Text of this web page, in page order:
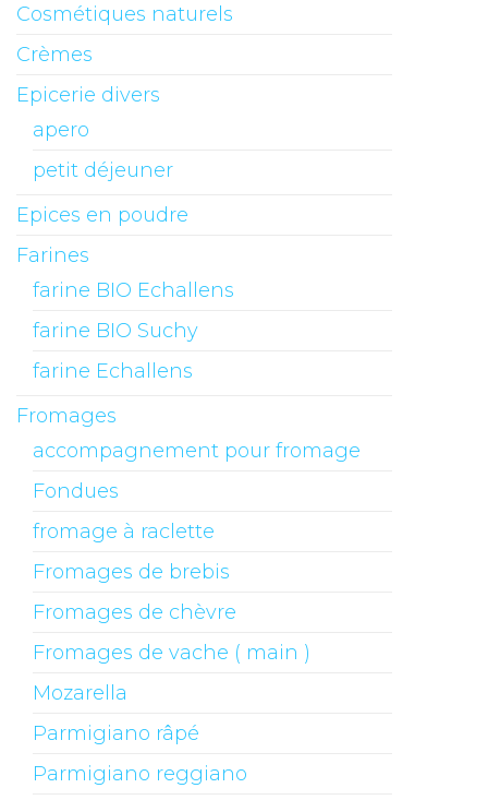
Cosmétiques naturels
Crèmes
Epicerie divers
apero
petit déjeuner
Epices en poudre
Farines
farine BIO Echallens
farine BIO Suchy
farine Echallens
Fromages
accompagnement pour fromage
Fondues
fromage à raclette
Fromages de brebis
Fromages de chèvre
Fromages de vache ( main )
Mozarella
Parmigiano râpé
Parmigiano reggiano